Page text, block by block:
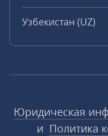
Узбекистан (UZ)
Юридическая
и Политика